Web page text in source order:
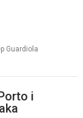
Guardiola
i